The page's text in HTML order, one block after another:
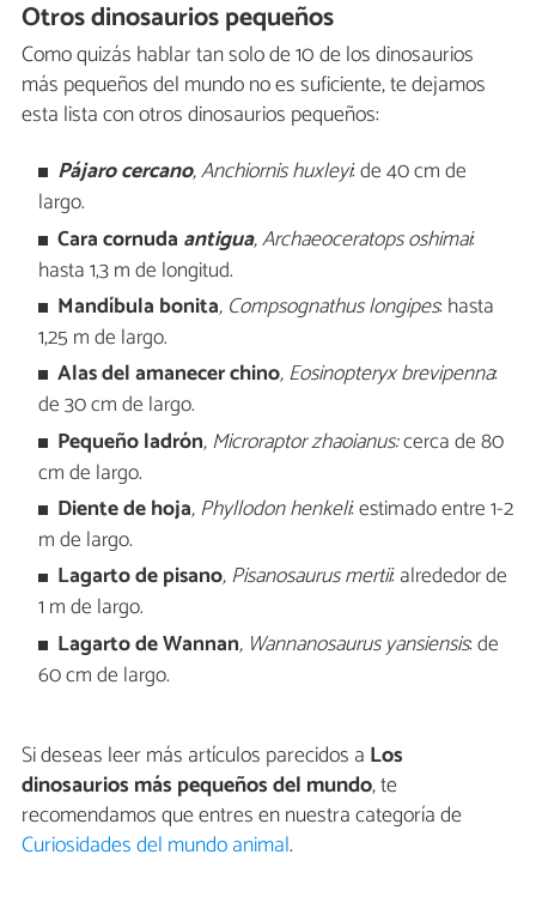
Otros dinosaurios pequeños
Como quizás hablar tan solo de 10 de los dinosaurios
más pequeños del mundo no es suficiente, te dejamos
esta lista con otros dinosaurios pequeños:
Pájaro cercano, Anchiornis huxleyi: de 40 cm de
largo.
Cara cornuda antigua, Archaeoceratops oshimai:
hasta 1,3 m de longitud.
Mandíbula bonita, Compsognathus longipes: hasta
1,25 m de largo.
Alas del amanecer chino, Eosinopteryx brevipenna:
de 30 cm de largo.
Pequeño ladrón, Microraptor zhaoianus:cerca de 80
cm de largo.
Diente de hoja, Phyllodon henkeli: estimado entre 1-2
m de largo.
Lagarto de pisano, Pisanosaurus mertii: alrededor de
1 m de largo.
Lagarto de Wannan, Wannanosaurus yansiensis: de
60 cm de largo.
Si deseas leer más artículos parecidos a Los
dinosaurios más pequeños del mundo, te
recomendamos que entres en nuestra categoría de
Curiosidades del mundo animal.